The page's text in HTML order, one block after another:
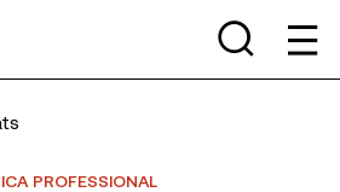
PROFESSIONAL